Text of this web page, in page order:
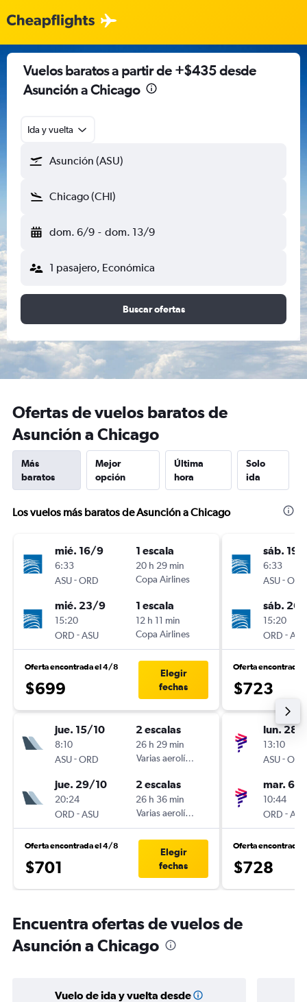
Vuelos baratos a partir de +$435 desde
Asunción a Chicago
Ida y vuelta
Asunción (ASU)
Chicago (CHI)
dom. 6/9 - dom. 13/9
1 pasajero, Económica
Buscar ofertas
Ofertas de vuelos baratos de
Asunción a Chicago
Más
baratos
Mejor
opción
Última
hora
Solo
ida
Los vuelos más baratos de Asunción a Chicago
mié. 16/9
6:33
ASU-ORD
1 escala
20 h 29 min
Copa Airlines
mié. 23/9
15:20
ORD -ASU
1 escala
12 h 11 min
Copa Airlines
Oferta encontrada el 4/8
$699
Elegir
fechas
jue. 15/10
8:10
ASU-ORD
2 escalas
26 h 29 min
Varias aerolíneas
jue. 29/10
20:24
ORD -ASU
2 escalas
26 h 36 min
Varias aerolíneas
Oferta encontrada el 4/8
$701
Elegir
fechas
sáb. 19/
6:33
ASU-ORD
sáb.
15:20
ORD -ASU
Oferta encontrada
$723
lun. 28/
13:10
ASU-ORD
mar. 6/
10:44
ORD -ASU
Oferta encontrada
$728
Encuentra ofertas de vuelos de
Asunción a Chicago
Vuelo de ida y vuelta desde